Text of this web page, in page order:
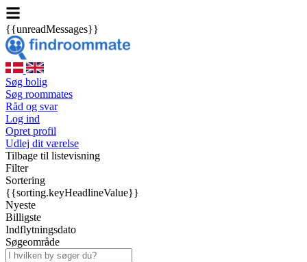
{{unreadMessages}}
Søg bolig
Søg roommates
Råd og svar
Log ind
Opret profil
Udlej dit værelse
Tilbage til listevisning
Filter
Sortering
{{sorting.keyHeadlineValue}}
Nyeste
Billigste
Indflytningsdato
Søgeområde